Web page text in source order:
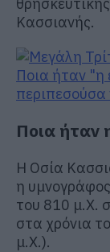
Κασσιανής.
Ποια ήταν
Η Οσία
η
του 810 μ.Χ.
στα χρόνια
μ.Χ.).